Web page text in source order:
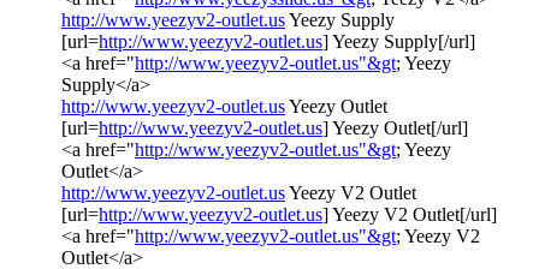
http://www.yeezyv2-outlet.usYeezy Supply
[url=http://www.yeezyv2-outlet.us] Yeezy Supply[/url]
<a href="http://www.yeezyv2-outlet.us"&gt; Yeezy
Supply</a>
http://www.yeezyv2-outlet.usYeezy Outlet
[url=http://www.yeezyv2-outlet.us] Yeezy Outlet[/url]
<a href="http://www.yeezyv2-outlet.us"&gt; Yeezy
Outlet</a>
http://www.yeezyv2-outlet.usYeezy V2 Outlet
[url=http://www.yeezyv2-outlet.us] Yeezy V2 Outlet[/url]
<a href="http://www.yeezyv2-outlet.us"&gt; Yeezy V2
Outlet</a>